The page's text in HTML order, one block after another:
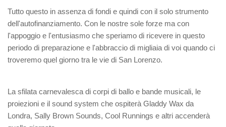
Tutto questo in assenza di fondi e quindi con il solo strumento
dell'autofinanziamento. Con le nostre sole forze ma con
l'appoggio e l'entusiasmo che speriamo di ricevere in questo
periodo di preparazione e l'abbraccio di migliaia di voi quando ci
troveremo quel giorno tra le vie di San Lorenzo.
La sfilata carnevalesca di corpi di ballo e bande musicali, le
proiezioni e il sound system che ospiterà Gladdy Wax da
Londra, Sally Brown Sounds, Cool Runnings e altri accenderà